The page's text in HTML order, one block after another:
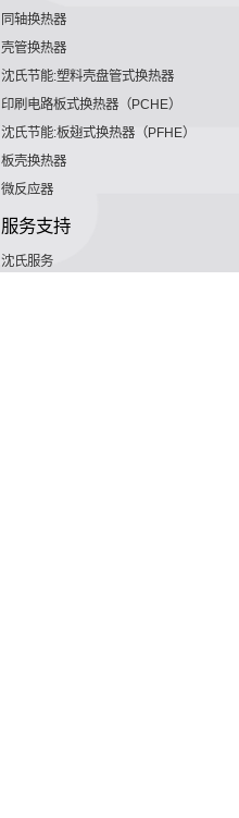
同轴换热器
壳管换热器
沈氏节能:塑料壳盘管式换热器
印刷电路板式换热器（PCHE）
沈氏节能:板翅式换热器（PFHE）
板壳换热器
微反应器
服务支持
沈氏服务